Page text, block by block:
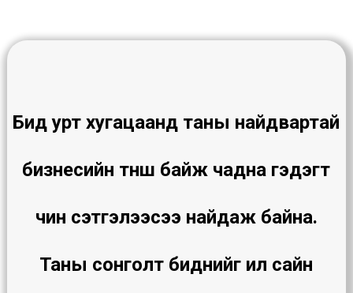
Бид урт хугацаанд таны найдвартай
бизнесийн түнш байж чадна гэдэгт
чин сэтгэлээсээ найдаж байна.
Таны сонголт биднийг илүү сайн